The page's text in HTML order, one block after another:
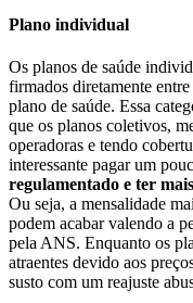
Plano individual
Os planos de saúde
firmados diretamente
plano de saúde. Essa
que os planos coletivos,
operadoras e tendo
interessante pagar um
regulamentado e ter
Ou seja, a mensalidade
podem acabar valendo a
pela ANS. Enquanto os
atraentes devido aos
susto com um reajuste